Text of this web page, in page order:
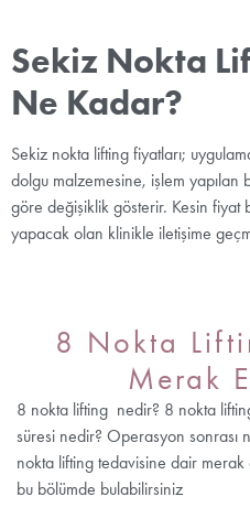
Sekiz Nokta
Ne Kadar?
Sekiz nokta lifting fiyatları;
dolgu malzemesine, işlem
göre değişiklik gösterir. Kesin fiyat
yapacak olan klinikle iletişime
8 Nokta
Merak
8 nokta lifting nedir? 8 nokta
süresi nedir? Operasyon sonrası
nokta lifting tedavisine dair merak
bu bölümde bulabilirsiniz